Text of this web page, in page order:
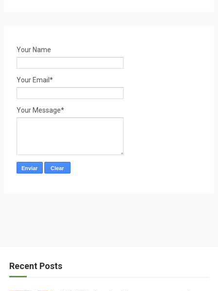
Your Name
Your Email*
Your Message*
Recent Posts